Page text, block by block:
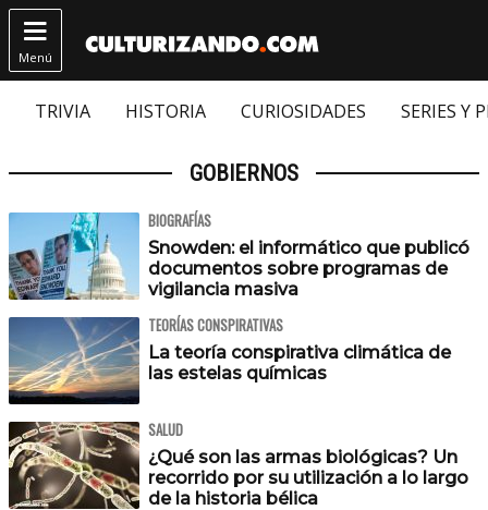

Menú
TRIVIA HISTORIA CURIOSIDADES SERIES Y
GOBIERNOS
BIOGRAFÍAS
Snowden: el informático que publicó
documentos sobre programas de
vigilancia masiva
TEORÍAS CONSPIRATIVAS
La teoría conspirativa climática de
las estelas químicas
SALUD
¿Qué son las armas biológicas? Un
recorrido por su utilización a lo largo
de la historia bélica